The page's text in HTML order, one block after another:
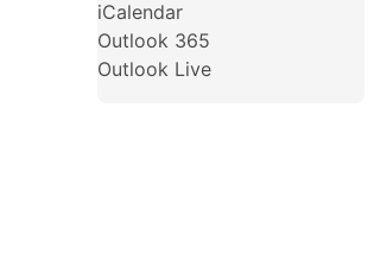
iCalendar
Outlook 365
Outlook Live